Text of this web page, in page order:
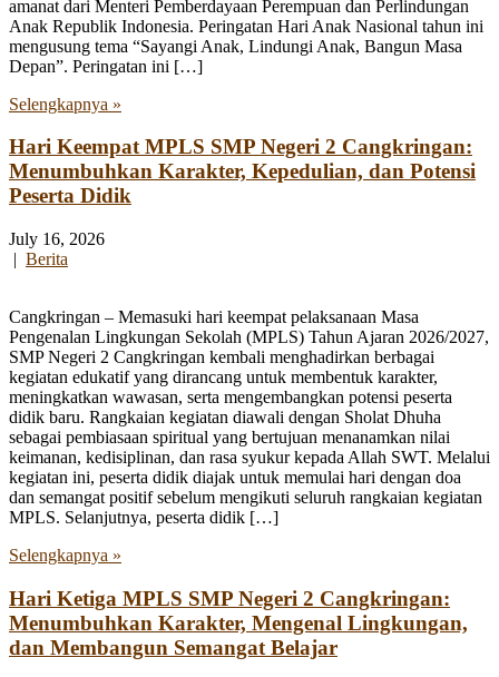
amanat dari Menteri Pemberdayaan Perempuan dan Perlindungan
Anak Republik Indonesia. Peringatan Hari Anak Nasional tahun ini
mengusung tema “Sayangi Anak, Lindungi Anak, Bangun Masa
Depan”. Peringatan ini […]
Selengkapnya »
Hari Keempat MPLS SMP Negeri 2 Cangkringan:
Menumbuhkan Karakter, Kepedulian, dan Potensi
Peserta Didik
July 16, 2026
| Berita
Cangkringan – Memasuki hari keempat pelaksanaan Masa
Pengenalan Lingkungan Sekolah (MPLS) Tahun Ajaran 2026/2027,
SMP Negeri 2 Cangkringan kembali menghadirkan berbagai
kegiatan edukatif yang dirancang untuk membentuk karakter,
meningkatkan wawasan, serta mengembangkan potensi peserta
didik baru. Rangkaian kegiatan diawali dengan Sholat Dhuha
sebagai pembiasaan spiritual yang bertujuan menanamkan nilai
keimanan, kedisiplinan, dan rasa syukur kepada Allah SWT. Melalui
kegiatan ini, peserta didik diajak untuk memulai hari dengan doa
dan semangat positif sebelum mengikuti seluruh rangkaian kegiatan
MPLS. Selanjutnya, peserta didik […]
Selengkapnya »
Hari Ketiga MPLS SMP Negeri 2 Cangkringan:
Menumbuhkan Karakter, Mengenal Lingkungan,
dan Membangun Semangat Belajar